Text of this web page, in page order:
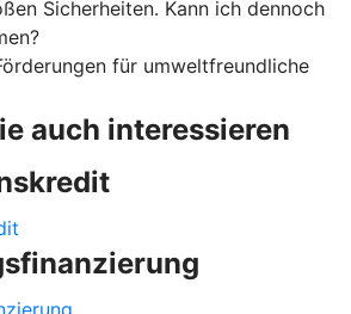
Sicherheiten. Kann ich dennoch
für umweltfreundliche
auch interessieren